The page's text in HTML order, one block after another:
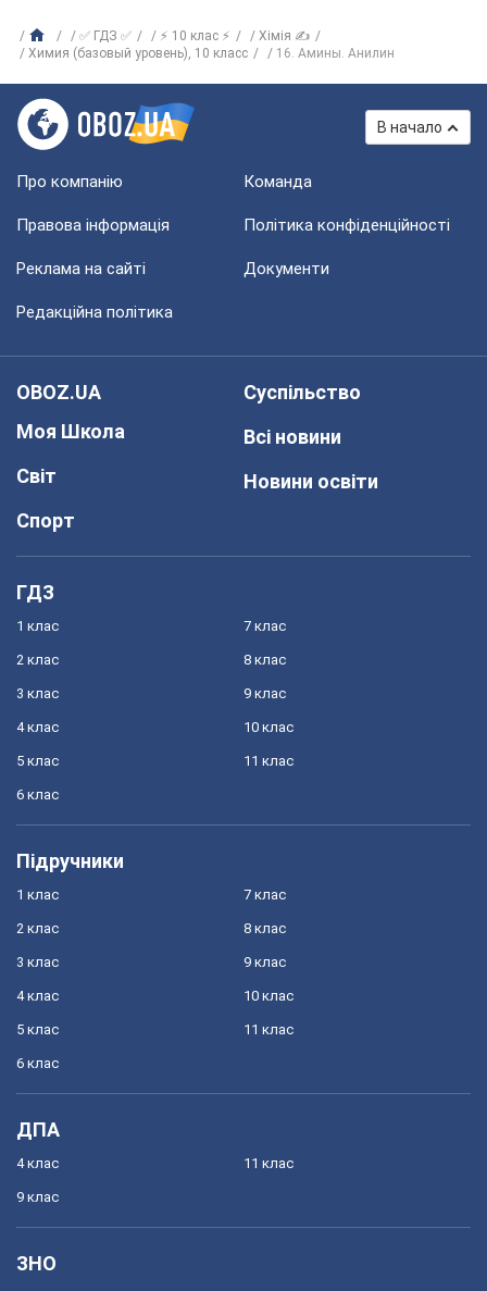
✅ ГДЗ ✅ ⚡ 10 клас ⚡
Хімія ✍
Химия (базовый уровень), 10 класс
16. Амины. Анилин
В начало
Про компанію Команда
Правова інформація Політика конфіденційності
Реклама на сайті Документи
Редакційна політика
OBOZ.UA
Моя Школа
Світ
Спорт
Суспільство
Всі новини
Новини освіти
ГДЗ
1 клас
2 клас
3 клас
4 клас
5 клас
6 клас
7 клас
8 клас
9 клас
10 клас
11 клас
Підручники
1 клас
2 клас
3 клас
4 клас
5 клас
6 клас
7 клас
8 клас
9 клас
10 клас
11 клас
ДПА
4 клас
9 клас
11 клас
ЗНО